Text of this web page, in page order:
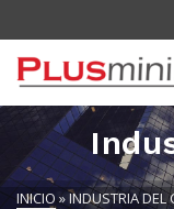
INICIO »INDUSTRIA DEL